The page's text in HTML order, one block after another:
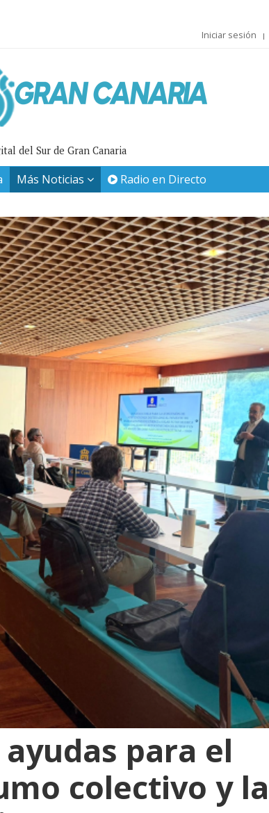
Iniciar sesión
del Sur de Gran Canaria
Más Noticias Radio en Directo
para el
colectivo y